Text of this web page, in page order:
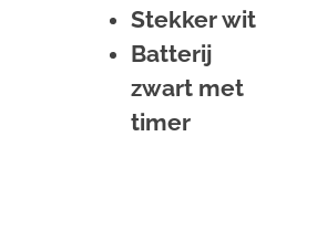
Stekker wit
Batterij
zwart met
timer